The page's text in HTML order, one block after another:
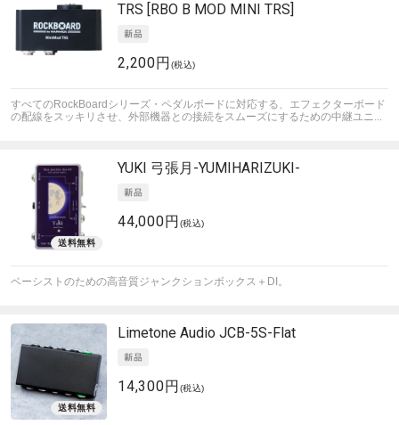
TRS [RBO B MOD MINI TRS]
2,200円 (税込)
すべてのRockBoardシリーズ・ペダルボードに対応する、エフェクターボード
の配線をスッキリさせ、外部機器との接続をスムーズにするための中継ユニ...
YUKI 弓張月-YUMIHARIZUKI-
44,000円 (税込)
ベーシストのための高音質ジャンクションボックス＋DI。
Limetone Audio JCB-5S-Flat
14,300円 (税込)